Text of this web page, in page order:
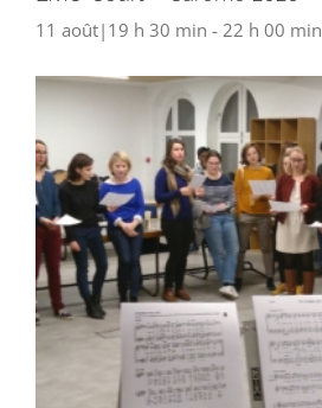
11 août|19 h 30 min - 22 h 00 min